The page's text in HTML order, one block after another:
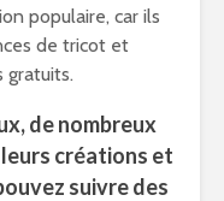
populaire, car ils
de tricot et
gratuits.
de nombreux
créations et
suivre des